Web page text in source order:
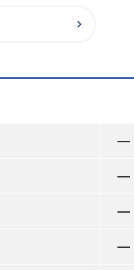
chevron_right